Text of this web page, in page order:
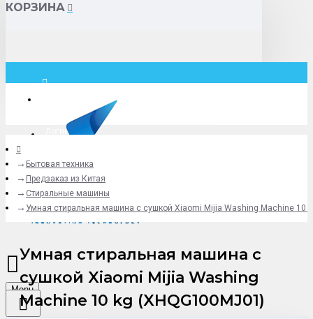
КОРЗИНА
Логин
+79775619766
Menu
Бытовая техника
Предзаказ из Китая
Стиральные машины
Умная стиральная машина с сушкой Xiaomi Mijia Washing Machine 10
Умная стиральная машина с
сушкой Xiaomi Mijia Washing
Machine 10 kg (XHQG100MJ01)